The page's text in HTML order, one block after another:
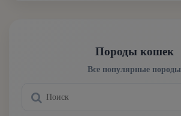
Породы кошек
Все популярные породы